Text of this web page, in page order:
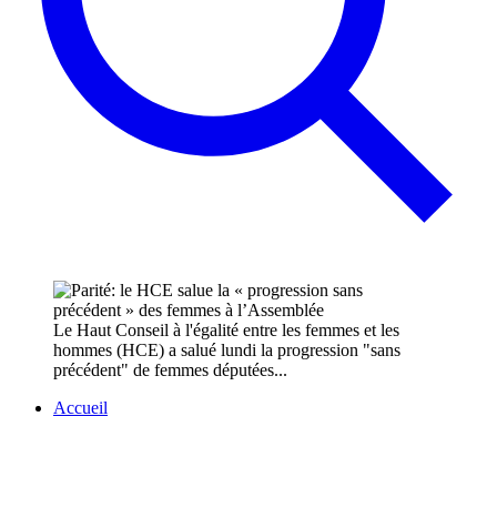
Le Haut Conseil à l'égalité entre les femmes et les
hommes (HCE) a salué lundi la progression "sans
précédent" de femmes députées...
Accueil